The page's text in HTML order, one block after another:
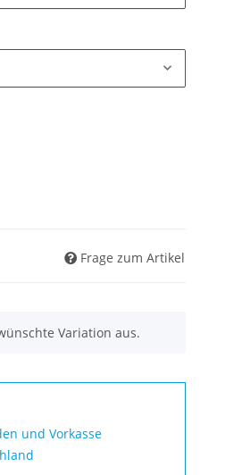
Frage zum Artikel
Variation aus.
und Vorkasse